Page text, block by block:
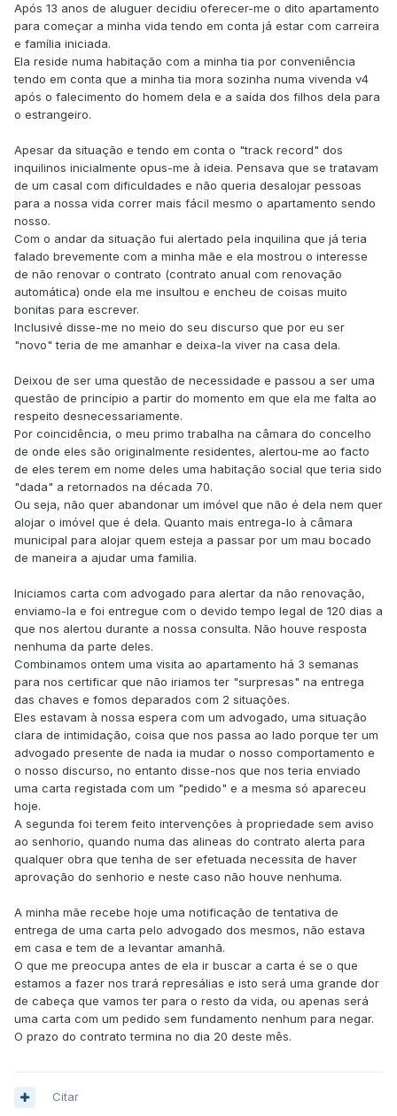
Após 13 anos de aluguer decidiu oferecer-me o dito apartamento
para começar a minha vida tendo em conta já estar com carreira
e família iniciada.
Ela reside numa habitação com a minha tia por conveniência
tendo em conta que a minha tia mora sozinha numa vivenda v4
após o falecimento do homem dela e a saída dos filhos dela para
o estrangeiro.
Apesar da situação e tendo em conta o "track record" dos
inquilinos inicialmente opus-me à ideia. Pensava que se tratavam
de um casal com dificuldades e não queria desalojar pessoas
para a nossa vida correr mais fácil mesmo o apartamento sendo
nosso.
Com o andar da situação fui alertado pela inquilina que já teria
falado brevemente com a minha mãe e ela mostrou o interesse
de não renovar o contrato (contrato anual com renovação
automática) onde ela me insultou e encheu de coisas muito
bonitas para escrever.
Inclusivé disse-me no meio do seu discurso que por eu ser
"novo" teria de me amanhar e deixa-la viver na casa dela.
Deixou de ser uma questão de necessidade e passou a ser uma
questão de princípio a partir do momento em que ela me falta ao
respeito desnecessariamente.
Por coincidência, o meu primo trabalha na câmara do concelho
de onde eles são originalmente residentes, alertou-me ao facto
de eles terem em nome deles uma habitação social que teria sido
"dada" a retornados na década 70.
Ou seja, não quer abandonar um imóvel que não é dela nem quer
alojar o imóvel que é dela. Quanto mais entrega-lo à câmara
municipal para alojar quem esteja a passar por um mau bocado
de maneira a ajudar uma familia.
Iniciamos carta com advogado para alertar da não renovação,
enviamo-la e foi entregue com o devido tempo legal de 120 dias a
que nos alertou durante a nossa consulta. Não houve resposta
nenhuma da parte deles.
Combinamos ontem uma visita ao apartamento há 3 semanas
para nos certificar que não iriamos ter "surpresas" na entrega
das chaves e fomos deparados com 2 situações.
Eles estavam à nossa espera com um advogado, uma situação
clara de intimidação, coisa que nos passa ao lado porque ter um
advogado presente de nada ia mudar o nosso comportamento e
o nosso discurso, no entanto disse-nos que nos teria enviado
uma carta registada com um "pedido" e a mesma só apareceu
hoje.
A segunda foi terem feito intervenções à propriedade sem aviso
ao senhorio, quando numa das alineas do contrato alerta para
qualquer obra que tenha de ser efetuada necessita de haver
aprovação do senhorio e neste caso não houve nenhuma.
A minha mãe recebe hoje uma notificação de tentativa de
entrega de uma carta pelo advogado dos mesmos, não estava
em casa e tem de a levantar amanhã.
O que me preocupa antes de ela ir buscar a carta é se o que
estamos a fazer nos trará represálias e isto será uma grande dor
de cabeça que vamos ter para o resto da vida, ou apenas será
uma carta com um pedido sem fundamento nenhum para negar.
O prazo do contrato termina no dia 20 deste mês.
Citar